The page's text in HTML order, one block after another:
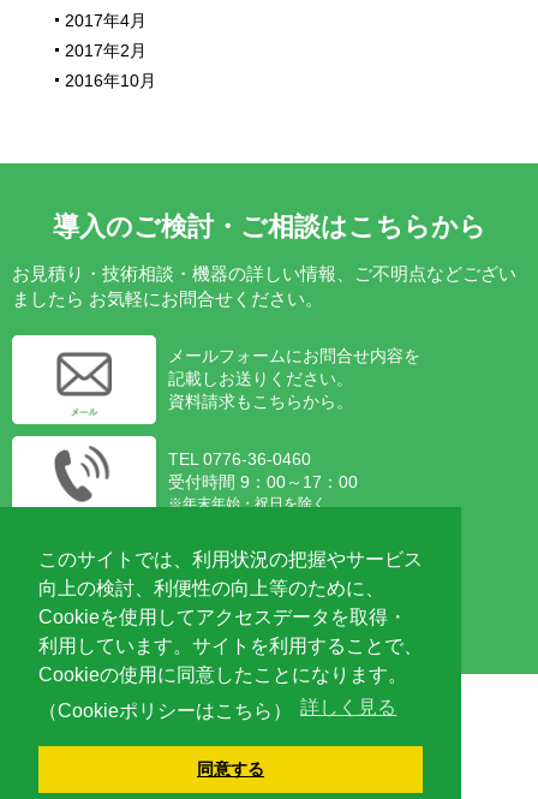
このサイトでは、利用状況の把握やサービス
向上の検討、利便性の向上等のために、
Cookieを使用してアクセスデータを取得・
利用しています。サイトを利用することで、
Cookieの使用に同意したことになります。
（Cookieポリシーはこちら）
詳しく見る
同意する
2017年4月
2017年2月
2016年10月
導入のご検討・ご相談はこちらから
お見積り・技術相談・機器の詳しい情報、ご不明点などござい
ましたら お気軽にお問合せください。
メールフォームにお問合せ内容を
記載しお送りください。
資料請求もこちらから。
TEL 0776-36-0460
受付時間 9：00～17：00
※年末年始・祝日を除く
Web会議システムを利用した、
ご相談も受け付けております。
Zoom対応可能です。
〒918-8015 福井県福井市花堂南2-5-12
TEL：0776-36-0460/ FAX：0776-36-0623